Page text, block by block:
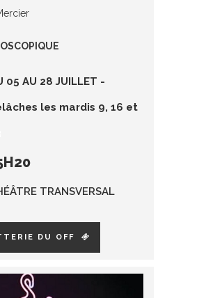
05 AU 28 JUILLET -
les mardis 9, 16 et
TRANSVERSAL
DU OFF